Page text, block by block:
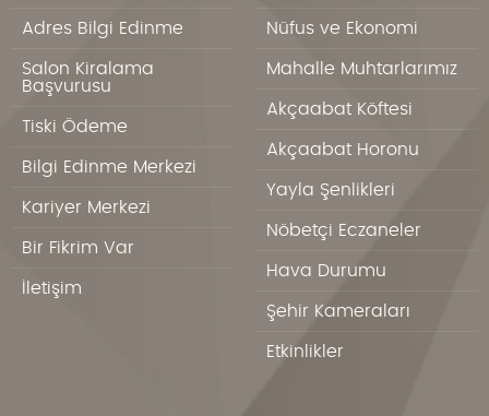
Adres Bilgi Edinme
Salon Kiralama
Başvurusu
Tiski Ödeme
Bilgi Edinme Merkezi
Kariyer Merkezi
Bir Fikrim Var
İletişim
Nüfus ve Ekonomi
Mahalle Muhtarlarımız
Akçaabat Köftesi
Akçaabat Horonu
Yayla Şenlikleri
Nöbetçi Eczaneler
Hava Durumu
Şehir Kameraları
Etkinlikler